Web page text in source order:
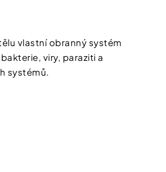
vlastní obranný systém
viry, paraziti a
systémů.